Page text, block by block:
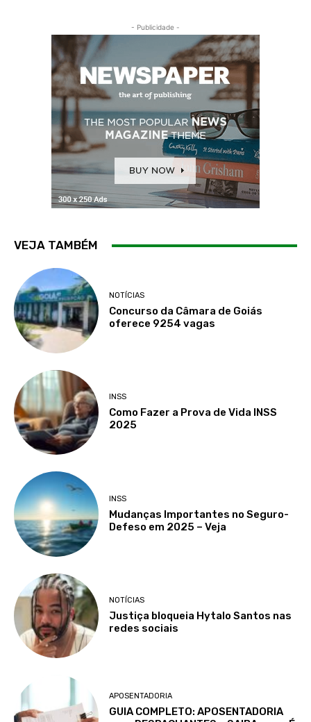
- Publicidade -
VEJA TAMBÉM
NOTÍCIAS
Concurso da Câmara de Goiás
oferece 9254 vagas
INSS
Como Fazer a Prova de Vida INSS
2025
INSS
Mudanças Importantes no Seguro-
Defeso em 2025 – Veja
NOTÍCIAS
Justiça bloqueia Hytalo Santos nas
redes sociais
APOSENTADORIA
GUIA COMPLETO: APOSENTADORIA